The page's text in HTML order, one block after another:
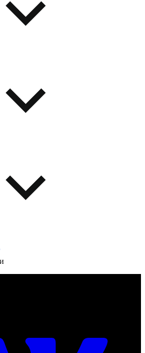
Новгород, проспект Ленина, д. 95